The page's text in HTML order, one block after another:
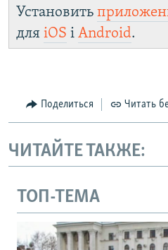
Установить
для iOS і Android.
Поделиться Читать
ЧИТАЙТЕ ТАКЖЕ:
ТОП-ТЕМА